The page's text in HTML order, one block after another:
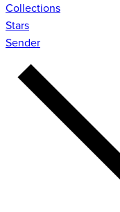
Collections
Stars
Sender